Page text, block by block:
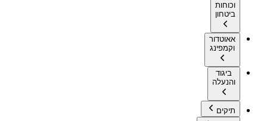
וכוחות
ביטחון
אאוטדור
וקמפינג
ביגוד
והנעלה
תיקים